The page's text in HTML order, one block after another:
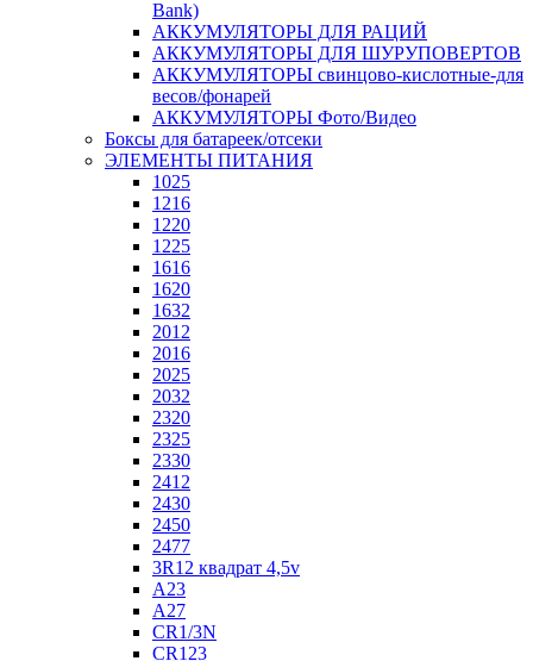
Bank)
АККУМУЛЯТОРЫ ДЛЯ РАЦИЙ
АККУМУЛЯТОРЫ ДЛЯ ШУРУПОВЕРТОВ
АККУМУЛЯТОРЫ свинцово-кислотные-для
весов/фонарей
АККУМУЛЯТОРЫ Фото/Видео
Боксы для батареек/отсеки
ЭЛЕМЕНТЫ ПИТАНИЯ
1025
1216
1220
1225
1616
1620
1632
2012
2016
2025
2032
2320
2325
2330
2412
2430
2450
2477
3R12 квадрат 4,5v
A23
A27
CR1/3N
CR123